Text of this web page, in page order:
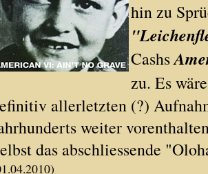
hin zu
Cashs
zu. Es
allerletzten (?)
weiter
das abschliessende